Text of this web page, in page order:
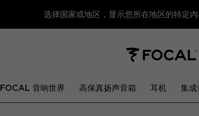
选择国家或地区，显示您所在地区的特定内
FOCAL 音响世界 高保真扬声音箱 耳机 集成